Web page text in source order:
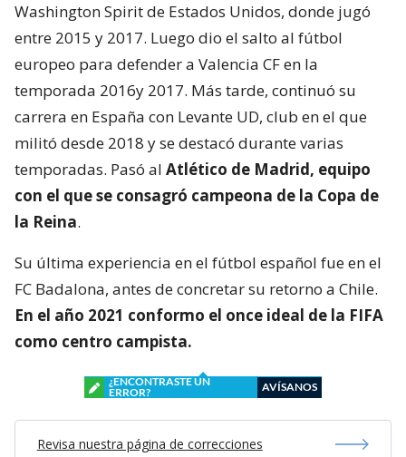
Washington Spirit de Estados Unidos, donde jugó
entre 2015 y 2017. Luego dio el salto al fútbol
europeo para defender a Valencia CF en la
temporada 2016y 2017. Más tarde, continuó su
carrera en España con Levante UD, club en el que
militó desde 2018 y se destacó durante varias
temporadas. Pasó al Atlético de Madrid, equipo
con el que se consagró campeona de la Copa de
la Reina.
Su última experiencia en el fútbol español fue en el
FC Badalona, antes de concretar su retorno a Chile.
En el año 2021 conformo el once ideal de la FIFA
como centro campista.
¿ENCONTRASTE UN
ERROR?
AVÍSANOS
Revisa nuestra página de correcciones